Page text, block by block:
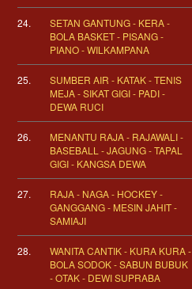
24.
SETAN GANTUNG - KERA -
BOLA BASKET - PISANG -
PIANO - WILKAMPANA
25.
SUMBER AIR - KATAK - TENIS
MEJA - SIKAT GIGI - PADI -
DEWA RUCI
26.
MENANTU RAJA - RAJAWALI -
BASEBALL - JAGUNG - TAPAL
GIGI - KANGSA DEWA
27.
RAJA - NAGA - HOCKEY -
GANGGANG - MESIN JAHIT -
SAMIAJI
28.
WANITA CANTIK - KURA KURA -
BOLA SODOK - SABUN BUBUK
- OTAK - DEWI SUPRABA